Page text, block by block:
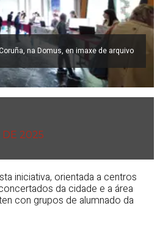
na Domus, en imaxe de arquivo
DE 2025
iniciativa, orientada a centros
da cidade e a área
con grupos de alumnado da